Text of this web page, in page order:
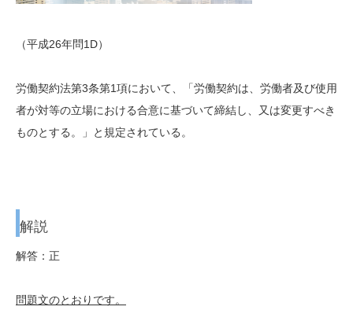
（平成26年問1D）
労働契約法第3条第1項において、「労働契約は、労働者及び使用
者が対等の立場における合意に基づいて締結し、又は変更すべき
ものとする。」と規定されている。
解説
解答：正
問題文のとおりです。